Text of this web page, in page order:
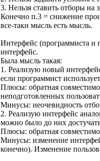
3. Нельзя ставить отборы на
Конечно п.3 = снижение
все-таки мысль есть мысль.
Интерфейс (программиста и
интерфейс.
Была мысль такая:
1. Реализую новый
если программист
Плюсы: обратная
неподготовленных
Минусы: неочевидность
2. Реализую интерфейс
можно было до них
Плюсы: обратная
Минусы: изменение
конечно). Изменение